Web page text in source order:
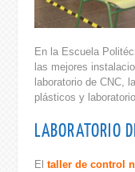
En la Escuela
las mejores
laboratorio de CNC,
plásticos y
LABORATORIO
El taller de control